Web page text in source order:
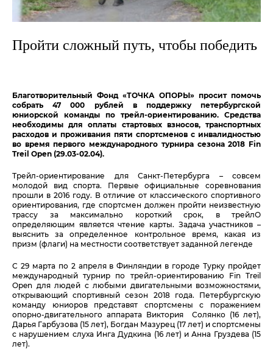
Пройти сложный путь, чтобы победить
Благотворительный Фонд «ТОЧКА ОПОРЫ» просит помочь
собрать 47 000 рублей в поддержку петербургской
юниорской команды по трейл-ориентированию. Средства
необходимы для оплаты стартовых взносов, транспортных
расходов и проживания пяти спортсменов с инвалидностью
во время первого международного турнира сезона 2018 Fin
Treil Open (29.03-02.04).
Трейл-ориентирование для Санкт-Петербурга – совсем
молодой вид спорта. Первые официальные соревнования
прошли в 2016 году. В отличие от классического спортивного
ориентирования, где спортсмен должен пройти неизвестную
трассу за максимально короткий срок, в трейлО
определяющим является чтение карты. Задача участников –
выяснить за определенное контрольное время, какая из
призм (флаги) на местности соответствует заданной легенде
С 29 марта по 2 апреля в Финляндии в городе Турку пройдет
международный турнир по трейл-ориентированию Fin Treil
Open для людей с любыми двигательными возможностями,
открывающий спортивный сезон 2018 года. Петербургскую
команду юниоров представят спортсмены с поражением
опорно-двигательного аппарата Виктория Солянко (16 лет),
Дарья Гарбузова (15 лет), Богдан Мазурец (17 лет) и спортсмены
с нарушением слуха Инга Дудкина (16 лет) и Анна Груздева (15
лет).